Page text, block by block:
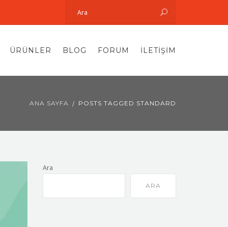
ÜRÜNLER BLOG FORUM İLETIŞIM
ANA SAYFA POSTS TAGGED STANDARD
Ara
ARA